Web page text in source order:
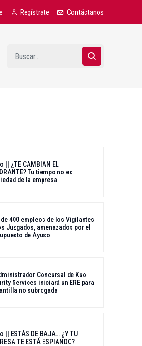
Regístrate Contáctanos
|| ¿TE CAMBIAN EL
Tu tiempo no es
de la empresa
de 400 empleos de los Vigilantes
Juzgados, amenazados por el
de Ayuso
Concursal de Kuo
Services iniciará un ERE para
no subrogada
|| ESTÁS DE BAJA… ¿Y TU
TE ESTÁ ESPIANDO?